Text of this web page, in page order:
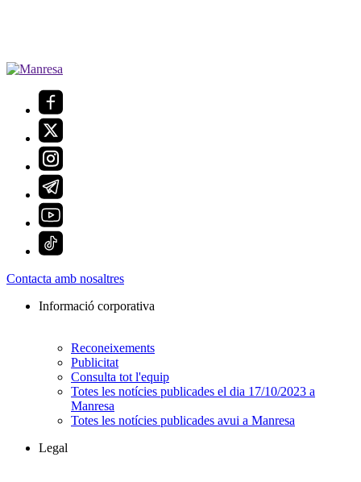
Contacta amb nosaltres
Informació corporativa
Reconeixements
Publicitat
Consulta tot l'equip
Totes les notícies publicades el dia 17/10/2023 a
Manresa
Totes les notícies publicades avui a Manresa
Legal